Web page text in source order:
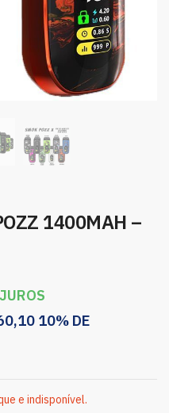
1400MAH –
10% DE
e indisponível.